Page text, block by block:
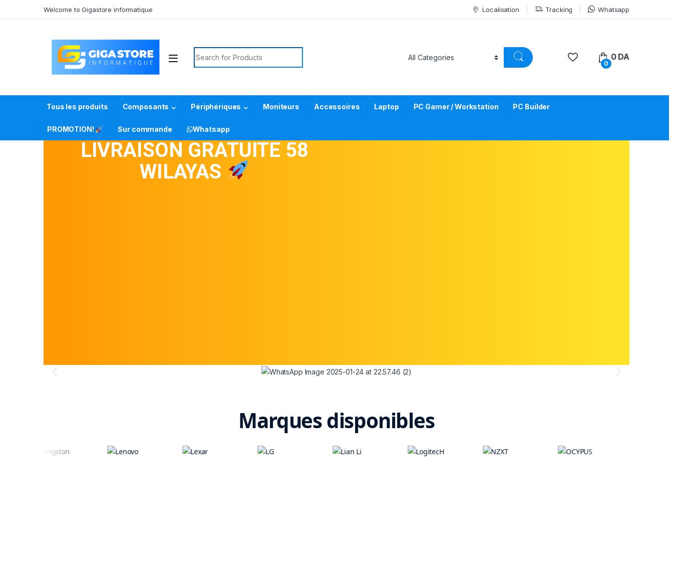
Welcome to Gigastore informatique Localisation Tracking Whatsapp
0
0DA
Tous les produits Composants Périphériques Moniteurs Accessoires Laptop PC Gamer / Workstation PC Builder
PROMOTION! Sur commande Whatsapp
LIVRAISON GRATUITE 58
WILAYAS
Marques disponibles